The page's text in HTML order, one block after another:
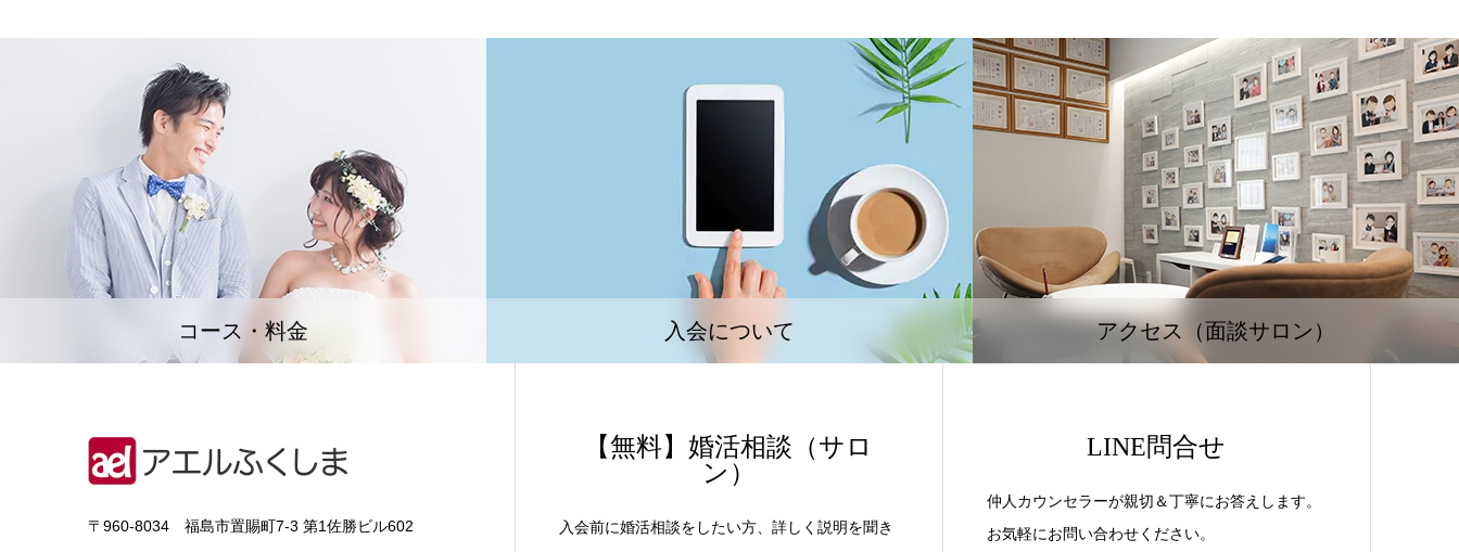
コース・料金 入会について アクセス（面談サロン）
〒960-8034 福島市置賜町7-3 第1佐勝ビル602
【無料】婚活相談（サロ
ン）
入会前に婚活相談をしたい方、詳しく説明を聞き
LINE問合せ
仲人カウンセラーが親切＆丁寧にお答えします。
お気軽にお問い合わせください。